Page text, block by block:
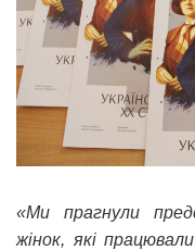
«Ми прагнули
жінок, які